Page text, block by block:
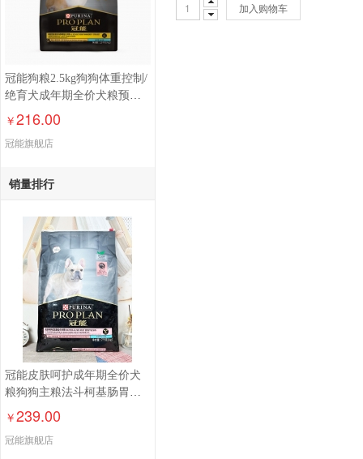
冠能狗粮2.5kg狗狗体重控制/
绝育犬成年期全价犬粮预防
肥胖通用型犬主粮2.5kg
￥216.00
冠能旗舰店
销量排行
冠能皮肤呵护成年期全价犬
粮狗狗主粮法斗柯基肠胃敏
￥239.00
冠能旗舰店
加入购物车